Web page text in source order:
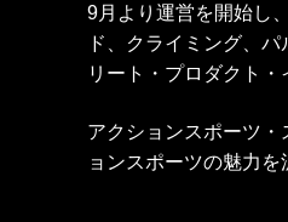
9月より運営を開始し
ド、クライミング、
リート・プロダクト
アクションスポーツ
ョンスポーツの魅力を